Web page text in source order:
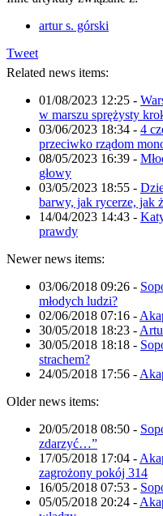
artur s. górski
Tweet
Related news items:
01/08/2023 12:25 -
w marszu sprężysty
03/06/2023 18:34 - 4
przeciwko rządom
08/05/2023 16:39 -
głowy
03/05/2023 18:55 -
barwy, jak rycerze, jak
14/04/2023 14:43 -
prawdy
Newer news items:
03/06/2018 09:26 -
młodych ludzi?
02/06/2018 07:16 -
30/05/2018 18:23 -
30/05/2018 18:18 -
strachem?
24/05/2018 17:56 -
Older news items:
20/05/2018 08:50 -
zdarzyć…”
17/05/2018 17:04 -
zagrożony pokój 314
16/05/2018 07:53 -
05/05/2018 20:24 -